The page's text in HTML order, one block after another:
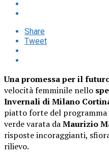
Share
Tweet
Una promessa per il
velocità femminile nello
Invernali di Milano
piatto forte del programma
verde varata daMaurizio
risposte incoraggianti,
rilievo.